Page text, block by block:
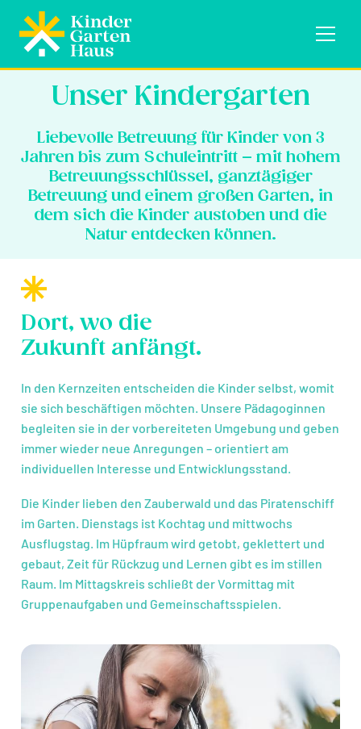
Unser Kindergarten
Liebevolle Betreuung für Kinder von 3
Jahren bis zum Schuleintritt – mit hohem
Betreuungsschlüssel, ganztägiger
Betreuung und einem großen Garten, in
dem sich die Kinder austoben und die
Natur entdecken können.
Dort, wo die
Zukunft anfängt.
In den Kernzeiten entscheiden die Kinder selbst, womit
sie sich beschäftigen möchten. Unsere Pädagoginnen
begleiten sie in der vorbereiteten Umgebung und geben
immer wieder neue Anregungen – orientiert am
individuellen Interesse und Entwicklungsstand.
Die Kinder lieben den Zauberwald und das Piratenschiff
im Garten. Dienstags ist Kochtag und mittwochs
Ausflugstag. Im Hüpfraum wird getobt, geklettert und
gebaut, Zeit für Rückzug und Lernen gibt es im stillen
Raum. Im Mittagskreis schließt der Vormittag mit
Gruppenaufgaben und Gemeinschaftsspielen.